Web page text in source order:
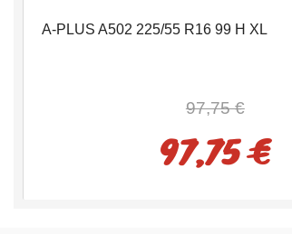
A-PLUS A502 225/55 R16 99 H XL
97,75 €
97,75 €